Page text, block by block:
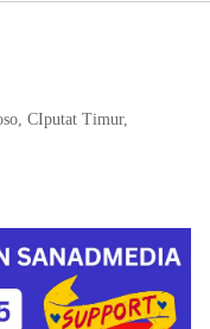
CIputat Timur,